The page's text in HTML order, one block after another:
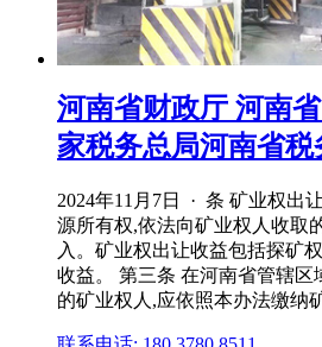
河南省财政厅 河南
家税务总局河南省税
2024年11月7日 · 条 矿业权出
源所有权,依法向矿业权人收取
入。矿业权出让收益包括探矿
收益。 第三条 在河南省管辖
的矿业权人,应依照本办法缴纳